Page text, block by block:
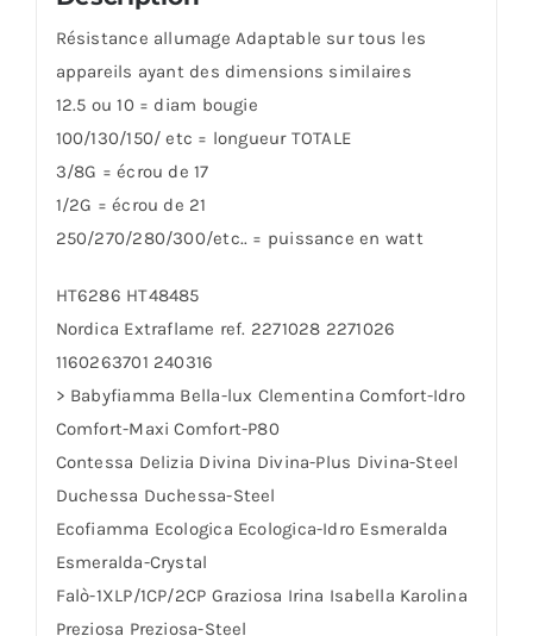
Résistance allumage Adaptable sur tous les
appareils ayant des dimensions similaires
12.5 ou 10 = diam bougie
100/130/150/ etc = longueur TOTALE
3/8G = écrou de 17
1/2G = écrou de 21
250/270/280/300/etc.. = puissance en watt
HT6286 HT48485
Nordica Extraflame ref. 2271028 2271026
1160263701 240316
> Babyfiamma Bella-lux Clementina Comfort-Idro
Comfort-Maxi Comfort-P80
Contessa Delizia Divina Divina-Plus Divina-Steel
Duchessa Duchessa-Steel
Ecofiamma Ecologica Ecologica-Idro Esmeralda
Esmeralda-Crystal
Falò-1XLP/1CP/2CP Graziosa Irina Isabella Karolina
Preziosa Preziosa-Steel